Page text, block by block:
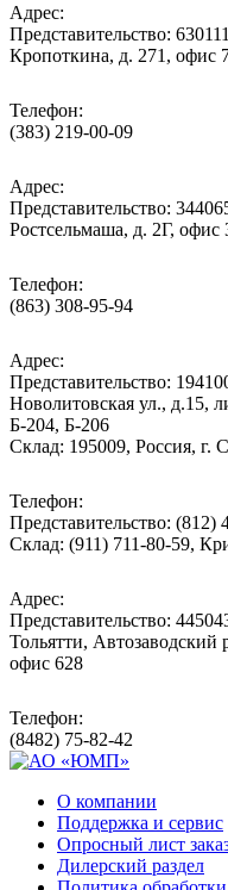
Адрес:
Представительство:
Кропоткина, д. 271, офис
Телефон:
(383) 219-00-09
Адрес:
Представительство:
Ростсельмаша, д. 2Г, офис
Телефон:
(863) 308-95-94
Адрес:
Представительство:
Новолитовская ул., д.15,
Б-204, Б-206
Склад: 195009, Россия, г.
Телефон:
Представительство: (812)
Склад: (911) 711-80-59,
Адрес:
Представительство:
Тольятти, Автозаводский
офис 628
Телефон:
(8482) 75-82-42
О компании
Поддержка и сервис
Опросный лист
Дилерский раздел